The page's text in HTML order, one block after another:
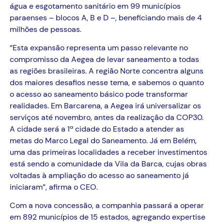
água e esgotamento sanitário em 99 municípios
paraenses – blocos A, B e D –, beneficiando mais de 4
milhões de pessoas.
“Esta expansão representa um passo relevante no
compromisso da Aegea de levar saneamento a todas
as regiões brasileiras. A região Norte concentra alguns
dos maiores desafios nesse tema, e sabemos o quanto
o acesso ao saneamento básico pode transformar
realidades. Em Barcarena, a Aegea irá universalizar os
serviços até novembro, antes da realização da COP30.
A cidade será a 1ª cidade do Estado a atender as
metas do Marco Legal do Saneamento. Já em Belém,
uma das primeiras localidades a receber investimentos
está sendo a comunidade da Vila da Barca, cujas obras
voltadas à ampliação do acesso ao saneamento já
iniciaram”, afirma o CEO.
Com a nova concessão, a companhia passará a operar
em 892 municípios de 15 estados, agregando expertise